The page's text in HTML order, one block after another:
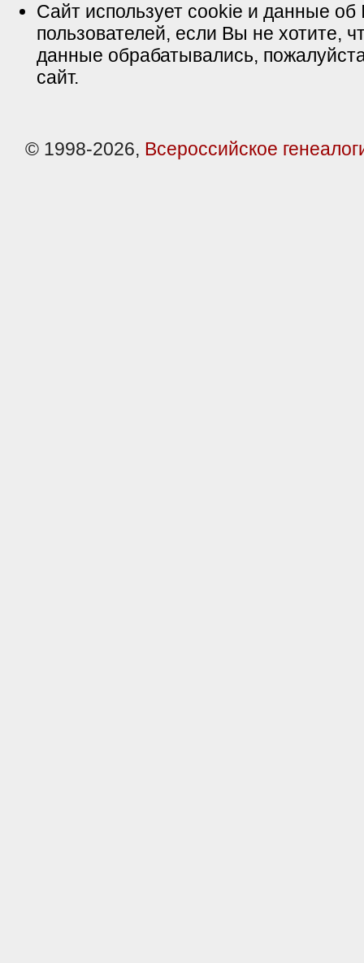
Сайт использует cookie и данные об
пользователей, если Вы не хотите,
данные обрабатывались,
сайт.
© 1998-2026, Всероссийское